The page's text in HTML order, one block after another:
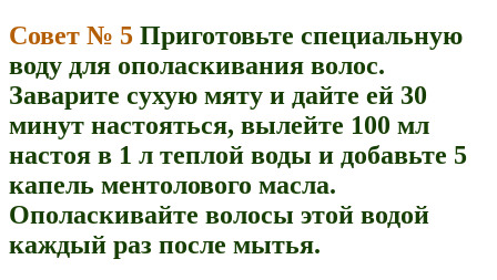
Совет № 5 Приготовьте специальную
воду для ополаскивания волос.
Заварите сухую мяту и дайте ей 30
минут настояться, вылейте 100 мл
настоя в 1 л теплой воды и добавьте 5
капель ментолового масла.
Ополаскивайте волосы этой водой
каждый раз после мытья.